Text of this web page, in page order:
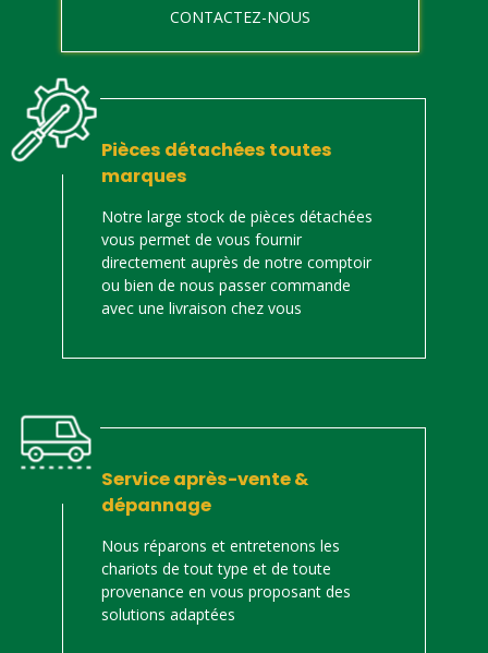
CONTACTEZ-NOUS
Pièces détachées toutes
marques
Notre large stock de pièces détachées
vous permet de vous fournir
directement auprès de notre comptoir
ou bien de nous passer commande
avec une livraison chez vous
Service après-vente &
dépannage
Nous réparons et entretenons les
chariots de tout type et de toute
provenance en vous proposant des
solutions adaptées